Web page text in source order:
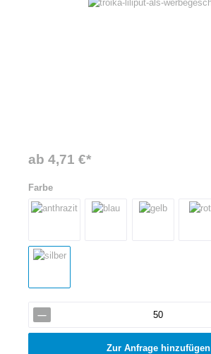
ab 4,71 €*
Farbe
Zur Anfrage hinzufügen